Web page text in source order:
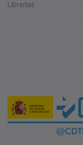
Librerías